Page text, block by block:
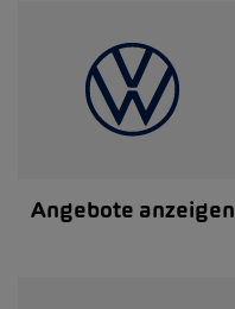
Angebote anzeigen